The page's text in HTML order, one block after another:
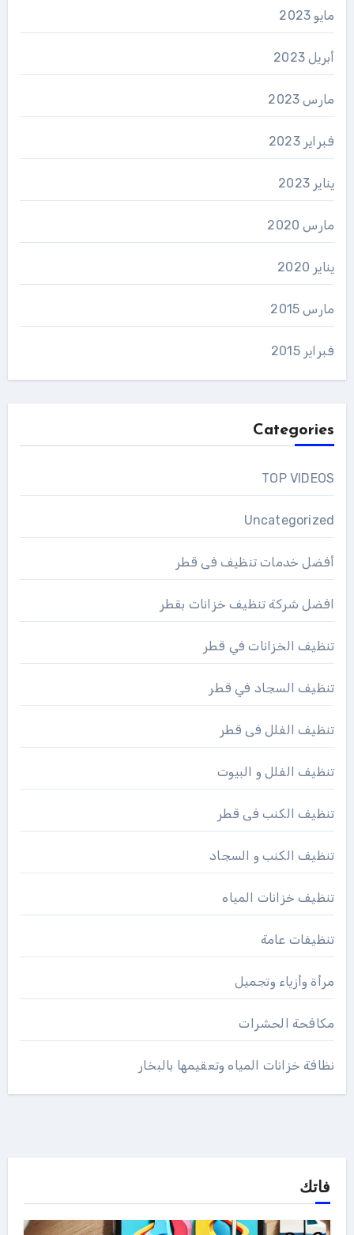
مايو 2023
أبريل 2023
مارس 2023
فبراير 2023
يناير 2023
مارس 2020
يناير 2020
مارس 2015
فبراير 2015
Categories
TOP VIDEOS
Uncategorized
أفضل خدمات تنظيف فى قطر
افضل شركة تنظيف خزانات بقطر
تنظيف الخزانات في قطر
تنظيف السجاد في قطر
تنظيف الفلل فى قطر
تنظيف الفلل و البيوت
تنظيف الكنب فى قطر
تنظيف الكنب و السجاد
تنظيف خزانات المياه
تنظيفات عامة
مرأة وأزياء وتجميل
مكافحة الحشرات
نظافة خزانات المياه وتعقيمها بالبخار
فاتك